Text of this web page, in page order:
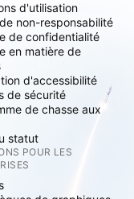
d'utilisation
non-responsabilité
de confidentialité
en matière de
d'accessibilité
de sécurité
de chasse aux
statut
POUR LES